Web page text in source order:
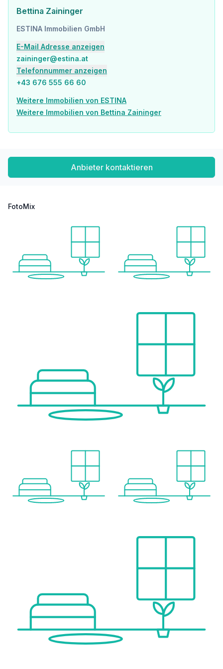
Kontakt:
Für weitere Fragen oder persönliche Besichtigungswünsche wenden Sie sich bitte an Frau Mag. Bettina Zaininger unter 0676 555 66 60 bzw. zaininger@estina.at
Bettina Zaininger
ESTINA Immobilien GmbH
E-Mail Adresse anzeigen
zaininger@estina.at
Telefonnummer anzeigen
+43 676 555 66 60
Weitere Immobilien von ESTINA
Weitere Immobilien von Bettina Zaininger
Anbieter kontaktieren
FotoMix